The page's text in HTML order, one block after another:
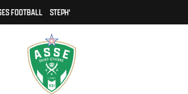
FOOTBALL STEPH'